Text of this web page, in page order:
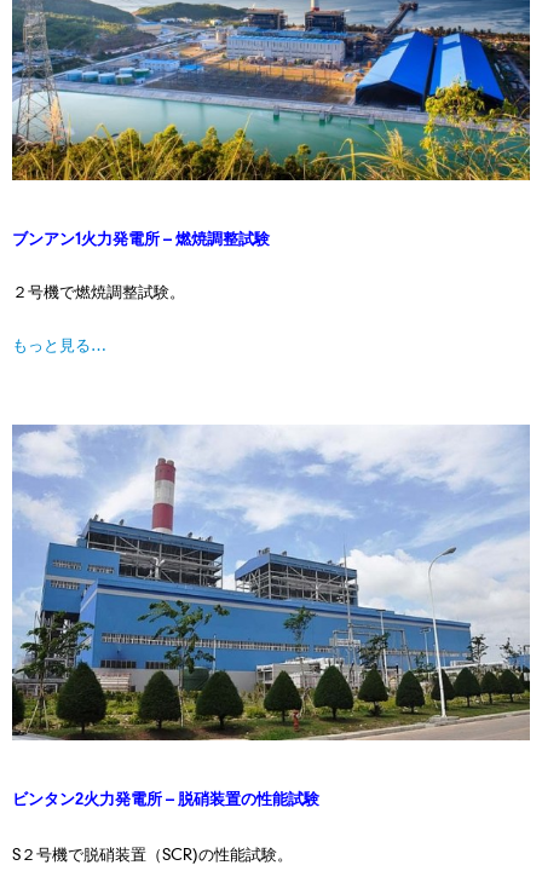
ブンアン1火力発電所 – 燃焼調整試験
２号機で燃焼調整試験。
もっと見る…
ビンタン2火力発電所 – 脱硝装置の性能試験
S２号機で脱硝装置（SCR)の性能試験。